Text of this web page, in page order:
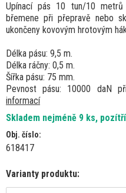
Upínací pás 10 tun/10
břemene při přepravě nebo
ukončeny kovovým hrotovým
Délka pásu: 9,5 m.
Délka ráčny: 0,5 m.
Šířka pásu: 75 mm.
Pevnost pásu: 10000 daN
informací
Skladem nejméně 9 ks,
Obj. číslo:
618417
Varianty produktu: